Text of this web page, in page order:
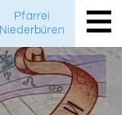
Pfarrei
Niederbüren